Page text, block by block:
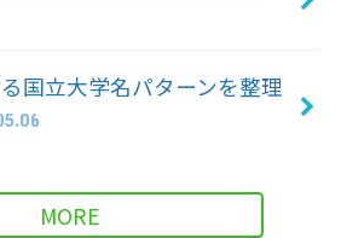
国立大学名パターンを整理
MORE